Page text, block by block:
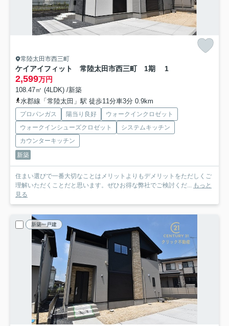
常陸太田市西三町
ケイアイフィット 常陸太田市西三町 1期 1
2,599万円
108.47㎡ (4LDK) /新築
水郡線「常陸太田」駅 徒歩11分車3分 0.9km
プロパンガス 陽当り良好
ウォークインクロゼット
ウォークインシューズクロゼット
システムキッチン
カウンターキッチン
新築
住まい選びで一番大切なことはメリットよりもデメリットをただしくご
理解いただくことだと思います。ぜひお得な弊社でご検討くだ... もっと
見る
新築一戸建